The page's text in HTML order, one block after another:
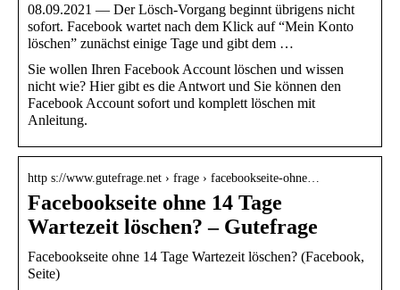
08.09.2021 — Der Lösch-Vorgang beginnt übrigens nicht
sofort. Facebook wartet nach dem Klick auf “Mein Konto
löschen” zunächst einige Tage und gibt dem …
Sie wollen Ihren Facebook Account löschen und wissen
nicht wie? Hier gibt es die Antwort und Sie können den
Facebook Account sofort und komplett löschen mit
Anleitung.
http s://www.gutefrage.net › frage › facebookseite-ohne…
Facebookseite ohne 14 Tage
Wartezeit löschen? – Gutefrage
Facebookseite ohne 14 Tage Wartezeit löschen? (Facebook,
Seite)